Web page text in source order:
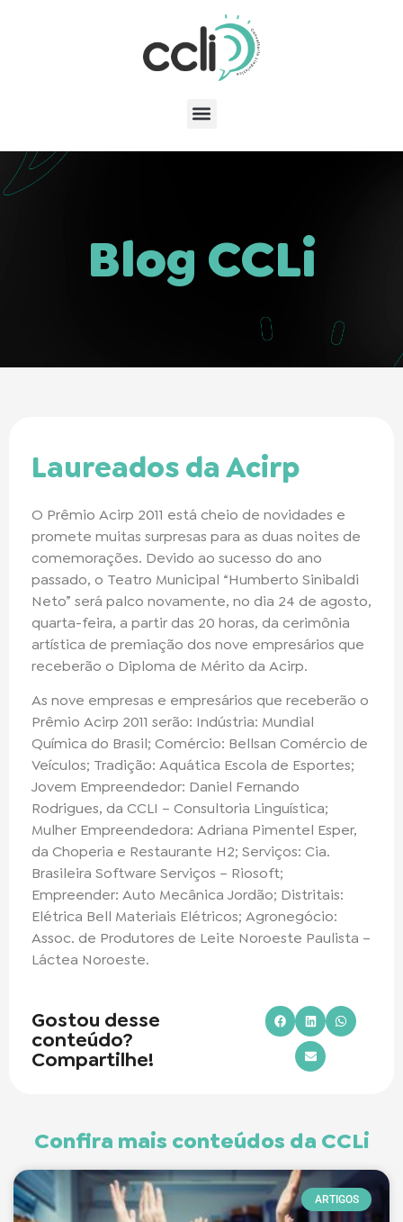
Blog CCLi
Laureados da Acirp
O Prêmio Acirp 2011 está cheio de novidades e
promete muitas surpresas para as duas noites de
comemorações. Devido ao sucesso do ano
passado, o Teatro Municipal “Humberto Sinibaldi
Neto” será palco novamente, no dia 24 de agosto,
quarta-feira, a partir das 20 horas, da cerimônia
artística de premiação dos nove empresários que
receberão o Diploma de Mérito da Acirp.
As nove empresas e empresários que receberão o
Prêmio Acirp 2011 serão: Indústria: Mundial
Química do Brasil; Comércio: Bellsan Comércio de
Veículos; Tradição: Aquática Escola de Esportes;
Jovem Empreendedor: Daniel Fernando
Rodrigues, da CCLI – Consultoria Linguística;
Mulher Empreendedora: Adriana Pimentel Esper,
da Choperia e Restaurante H2; Serviços: Cia.
Brasileira Software Serviços – Riosoft;
Empreender: Auto Mecânica Jordão; Distritais:
Elétrica Bell Materiais Elétricos; Agronegócio:
Assoc. de Produtores de Leite Noroeste Paulista –
Láctea Noroeste.
Gostou desse
conteúdo?
Compartilhe!
Confira mais conteúdos da CCLi
ARTIGOS